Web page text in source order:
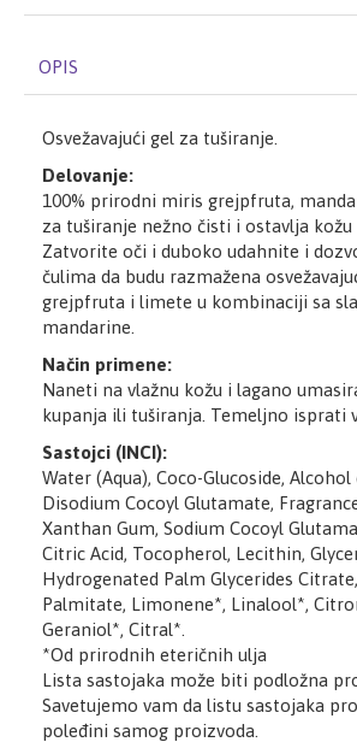
OPIS
Osvežavajući gel za tuširanje.
Delovanje:
100% prirodni miris grejpfruta,
za tuširanje nežno čisti i ostavlja kožu
Zatvorite oči i duboko udahnite i
čulima da budu razmažena
grejpfruta i limete u kombinaciji sa
mandarine.
Način primene:
Naneti na vlažnu kožu i lagano
kupanja ili tuširanja. Temeljno isprati
Sastojci (INCI):
Water (Aqua), Coco-Glucoside, Alcohol
Disodium Cocoyl Glutamate,
Xanthan Gum, Sodium Cocoyl
Citric Acid, Tocopherol, Lecithin,
Hydrogenated Palm Glycerides
Palmitate, Limonene*, Linalool*,
Geraniol*, Citral*.
*Od prirodnih eteričnih ulja
Lista sastojaka može biti podložna
Savetujemo vam da listu sastojaka
poleđini samog proizvoda.